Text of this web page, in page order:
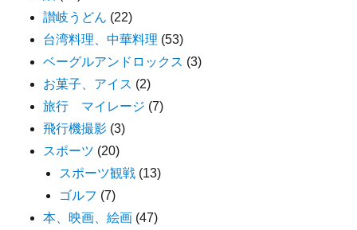
讃岐うどん (22)
台湾料理、中華料理 (53)
ベーグルアンドロックス (3)
お菓子、アイス (2)
旅行 マイレージ (7)
飛行機撮影 (3)
スポーツ (20)
スポーツ観戦 (13)
ゴルフ (7)
本、映画、絵画 (47)